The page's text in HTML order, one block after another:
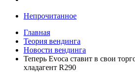
Непрочитанное
Главная
Теория вендинга
Новости вендинга
Теперь Evoca ставит в свои
хладагент R290